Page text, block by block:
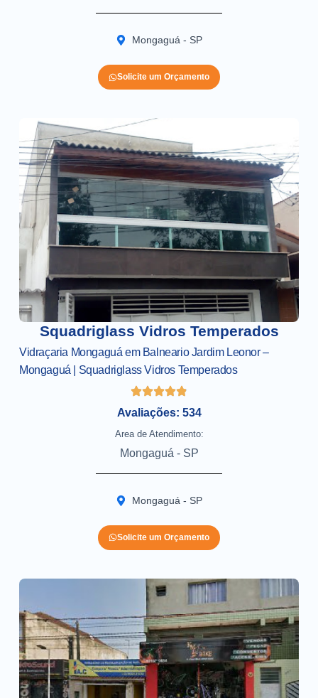
Mongaguá - SP
Solicite um Orçamento
Squadriglass Vidros Temperados
Vidraçaria Mongaguá em Balneario Jardim Leonor –
Mongaguá | Squadriglass Vidros Temperados
Avaliações: 534
Area de Atendimento:
Mongaguá - SP
Mongaguá - SP
Solicite um Orçamento